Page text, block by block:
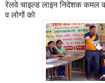
रेलवे चाइल्ड लाइन निदेशक कमल
व लोगों को